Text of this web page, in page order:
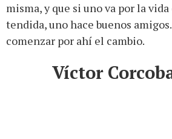
misma, y que si uno va por la
tendida, uno hace buenos
comenzar por ahí el cambio.
Víctor